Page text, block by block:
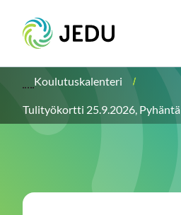
sisältöön
Etusivu
Koulutuskalenteri
Tulityökortti 25.9.2026, Pyhäntä